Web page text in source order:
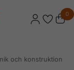
0
och konstruktion